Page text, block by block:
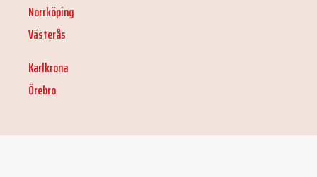
Norrköping
Västerås
Karlkrona
Örebro